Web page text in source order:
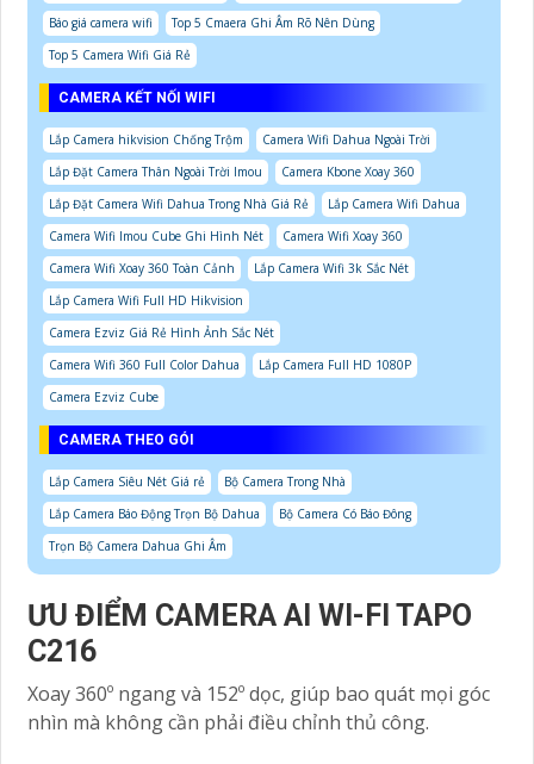
Báo giá camera wifi
Top 5 Cmaera Ghi Âm Rõ Nên Dùng
Top 5 Camera Wifi Giá Rẻ
CAMERA KẾT NỐI WIFI
Lắp Camera hikvision Chống Trộm
Camera Wifi Dahua Ngoài Trời
Lắp Đặt Camera Thân Ngoài Trời Imou
Camera Kbone Xoay 360
Lắp Đặt Camera Wifi Dahua Trong Nhà Giá Rẻ
Lắp Camera Wifi Dahua
Camera Wifi Imou Cube Ghi Hình Nét
Camera Wifi Xoay 360
Camera Wifi Xoay 360 Toàn Cảnh
Lắp Camera Wifi 3k Sắc Nét
Lắp Camera Wifi Full HD Hikvision
Camera Ezviz Giá Rẻ Hình Ảnh Sắc Nét
Camera Wifi 360 Full Color Dahua
Lắp Camera Full HD 1080P
Camera Ezviz Cube
CAMERA THEO GÓI
Lắp Camera Siêu Nét Giá rẻ
Bộ Camera Trong Nhà
Lắp Camera Báo Động Trọn Bộ Dahua
Bộ Camera Có Báo Đông
Trọn Bộ Camera Dahua Ghi Âm
ƯU ĐIỂM CAMERA AI WI-FI TAPO
C216
Xoay 360º ngang và 152º dọc, giúp bao quát mọi góc
nhìn mà không cần phải điều chỉnh thủ công.